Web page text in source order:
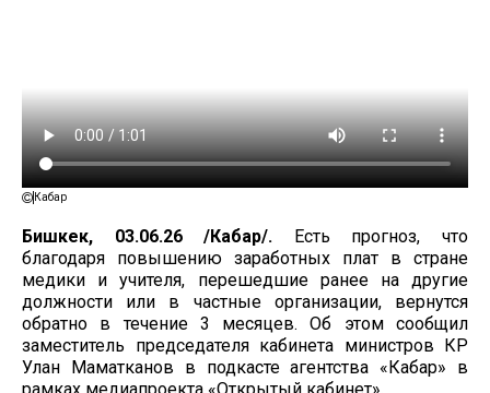
Кабар
Бишкек, 03.06.26 /Кабар/.
Есть прогноз, что
благодаря повышению заработных плат в стране
медики и учителя, перешедшие ранее на другие
должности или в частные организации, вернутся
обратно в течение 3 месяцев. Об этом сообщил
заместитель председателя кабинета министров КР
Улан Маматканов в подкасте агентства «Кабар» в